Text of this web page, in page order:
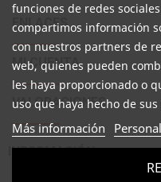
ENLACES
MI CUENTA
VALORACIONES
INFORMACIÓN
funciones de redes
compartimos información
con nuestros partners de
web, quienes pueden
les haya proporcionado o
uso que haya hecho de sus
Más información